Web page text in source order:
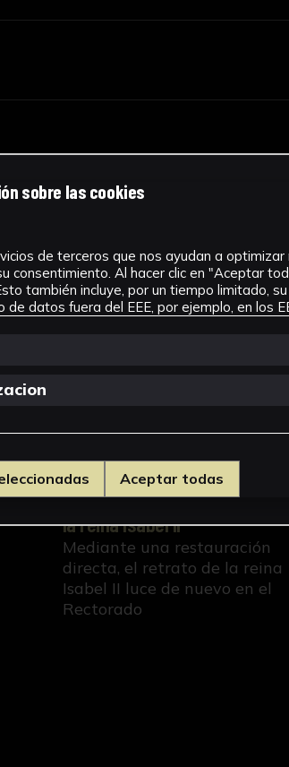
previas a la exposición El viaje del
Restauración del retrato de la
10-04-2025Conservación
Restauración del retrato de
la reina Isabel II
Mediante una restauración
directa, el retrato de la reina
Isabel II luce de nuevo en el
Rectorado
sobre las cookies
de terceros que nos ayudan a
consentimiento. Al hacer clic en "Aceptar
también incluye, por un tiempo limitado,
de datos fuera del EEE, por ejemplo, en los
Aceptar todas